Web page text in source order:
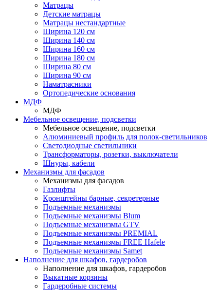
Матрацы
Детские матрацы
Матрацы нестандартные
Ширина 120 см
Ширина 140 см
Ширина 160 см
Ширина 180 см
Ширина 80 см
Ширина 90 см
Наматрасники
Ортопедические основания
МДФ
МДФ
Мебельное освещение, подсветки
Мебельное освещение, подсветки
Алюминиевый профиль для полок-светильников
Светодиодные светильники
Трансформаторы, розетки, выключатели
Шнуры, кабели
Механизмы для фасадов
Механизмы для фасадов
Газлифты
Кронштейны барные, секретерные
Подъемные механизмы
Подъемные механизмы Blum
Подъемные механизмы GTV
Подъемные механизмы PREMIAL
Подъемные механизмы FREE Hafele
Подъемные механизмы Samet
Наполнение для шкафов, гардеробов
Наполнение для шкафов, гардеробов
Выкатные корзины
Гардеробные системы